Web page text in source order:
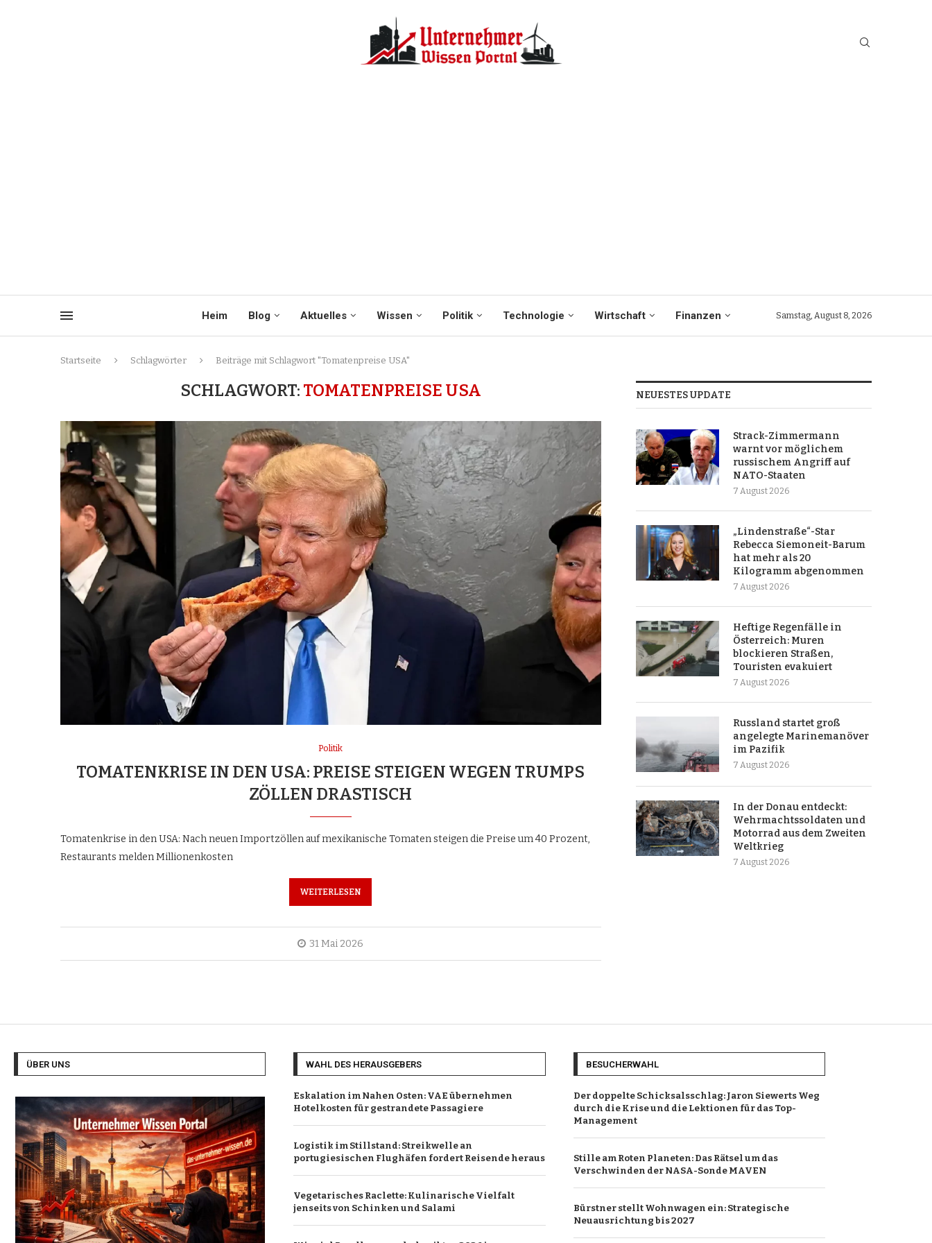
Heim Blog Aktuelles Wissen Politik Technologie Wirtschaft Finanzen Samstag, August 8, 2026
Startseite Schlagwörter Beiträge mit Schlagwort "Tomatenpreise USA"
SCHLAGWORT: TOMATENPREISE USA
Politik
TOMATENKRISE IN DEN USA: PREISE STEIGEN WEGEN TRUMPS
ZÖLLEN DRASTISCH
Tomatenkrise in den USA: Nach neuen Importzöllen auf mexikanische Tomaten steigen die Preise um 40 Prozent,
Restaurants melden Millionenkosten
WEITERLESEN
31 Mai 2026
NEUESTES UPDATE
Strack-Zimmermann
warnt vor möglichem
russischem Angriff auf
NATO-Staaten
7 August 2026
„Lindenstraße“-Star
Rebecca Siemoneit-Barum
hat mehr als 20
Kilogramm abgenommen
7 August 2026
Heftige Regenfälle in
Österreich: Muren
blockieren Straßen,
Touristen evakuiert
7 August 2026
Russland startet groß
angelegte Marinemanöver
im Pazifik
7 August 2026
In der Donau entdeckt:
Wehrmachtssoldaten und
Motorrad aus dem Zweiten
Weltkrieg
7 August 2026
ÜBER UNS WAHL DES HERAUSGEBERS
Eskalation im Nahen Osten: VAE übernehmen
Hotelkosten für gestrandete Passagiere
Logistik im Stillstand: Streikwelle an
portugiesischen Flughäfen fordert Reisende heraus
Vegetarisches Raclette: Kulinarische Vielfalt
jenseits von Schinken und Salami
BESUCHERWAHL
Der doppelte Schicksalsschlag: Jaron Siewerts Weg
durch die Krise und die Lektionen für das Top-
Management
Stille am Roten Planeten: Das Rätsel um das
Verschwinden der NASA-Sonde MAVEN
Bürstner stellt Wohnwagen ein: Strategische
Neuausrichtung bis 2027